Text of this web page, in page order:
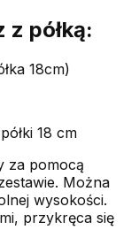
półką:
18cm)
18 cm
za pomocą
Można
wysokości.
przykręca się